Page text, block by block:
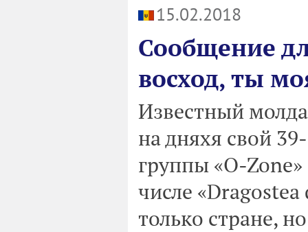
15.02.2018
Сообщение
восход, ты
Известный
на дняхя свой
группы «O-
числе
только стране,